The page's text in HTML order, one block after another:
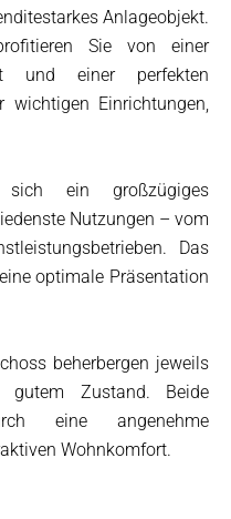
Anlageobjekt.
Sie von einer
und einer perfekten
wichtigen Einrichtungen,
ein großzügiges
Nutzungen – vom
Das
optimale Präsentation
beherbergen jeweils
Zustand. Beide
eine angenehme
Wohnkomfort.